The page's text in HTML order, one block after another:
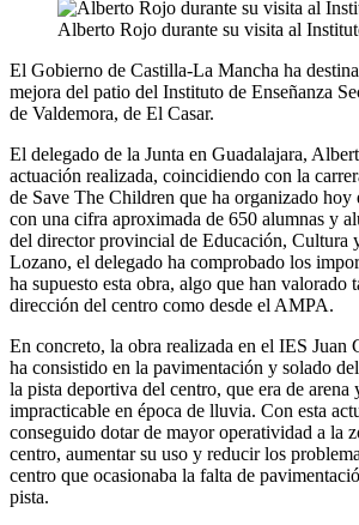
Alberto Rojo durante su visita al
El Gobierno de Castilla-La Mancha ha
mejora del patio del Instituto de Enseñanza
de Valdemora, de El Casar.
El delegado de la Junta en Guadalajara,
actuación realizada, coincidiendo con la
de Save The Children que ha organizado hoy
con una cifra aproximada de 650 alumnas y
del director provincial de Educación, Cultura
Lozano, el delegado ha comprobado los
ha supuesto esta obra, algo que han valorado
dirección del centro como desde el AMPA.
En concreto, la obra realizada en el IES Juan
ha consistido en la pavimentación y solado
la pista deportiva del centro, que era de arena
impracticable en época de lluvia. Con esta
conseguido dotar de mayor operatividad a la
centro, aumentar su uso y reducir los
centro que ocasionaba la falta de
pista.